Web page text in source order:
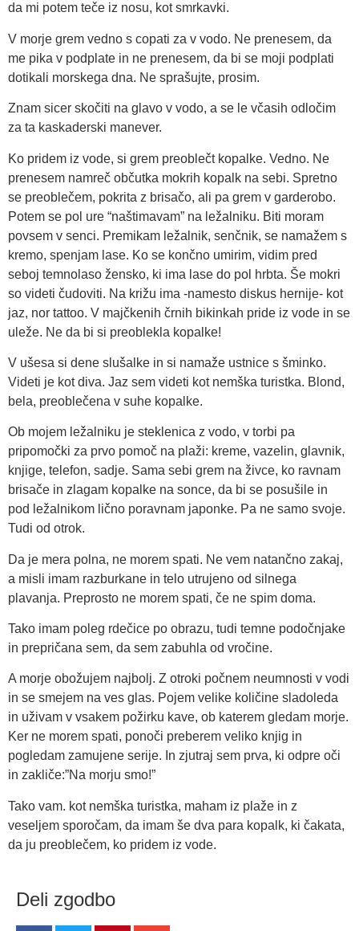
da mi potem teče iz nosu, kot smrkavki.
V morje grem vedno s copati za v vodo. Ne prenesem, da
me pika v podplate in ne prenesem, da bi se moji podplati
dotikali morskega dna. Ne sprašujte, prosim.
Znam sicer skočiti na glavo v vodo, a se le včasih odločim
za ta kaskaderski manever.
Ko pridem iz vode, si grem preoblečt kopalke. Vedno. Ne
prenesem namreč občutka mokrih kopalk na sebi. Spretno
se preoblečem, pokrita z brisačo, ali pa grem v garderobo.
Potem se pol ure “naštimavam” na ležalniku. Biti moram
povsem v senci. Premikam ležalnik, senčnik, se namažem s
kremo, spenjam lase. Ko se končno umirim, vidim pred
seboj temnolaso žensko, ki ima lase do pol hrbta. Še mokri
so videti čudoviti. Na križu ima -namesto diskus hernije- kot
jaz, nor tattoo. V majčkenih črnih bikinkah pride iz vode in se
uleže. Ne da bi si preoblekla kopalke!
V ušesa si dene slušalke in si namaže ustnice s šminko.
Videti je kot diva. Jaz sem videti kot nemška turistka. Blond,
bela, preoblečena v suhe kopalke.
Ob mojem ležalniku je steklenica z vodo, v torbi pa
pripomočki za prvo pomoč na plaži: kreme, vazelin, glavnik,
knjige, telefon, sadje. Sama sebi grem na živce, ko ravnam
brisače in zlagam kopalke na sonce, da bi se posušile in
pod ležalnikom lično poravnam japonke. Pa ne samo svoje.
Tudi od otrok.
Da je mera polna, ne morem spati. Ne vem natančno zakaj,
a misli imam razburkane in telo utrujeno od silnega
plavanja. Preprosto ne morem spati, če ne spim doma.
Tako imam poleg rdečice po obrazu, tudi temne podočnjake
in prepričana sem, da sem zabuhla od vročine.
A morje obožujem najbolj. Z otroki počnem neumnosti v vodi
in se smejem na ves glas. Pojem velike količine sladoleda
in uživam v vsakem požirku kave, ob katerem gledam morje.
Ker ne morem spati, ponoči preberem veliko knjig in
pogledam zamujene serije. In zjutraj sem prva, ki odpre oči
in zakliče:”Na morju smo!”
Tako vam. kot nemška turistka, maham iz plaže in z
veseljem sporočam, da imam še dva para kopalk, ki čakata,
da ju preoblečem, ko pridem iz vode.
Deli zgodbo